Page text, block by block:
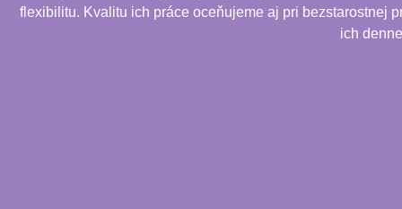
flexibilitu. Kvalitu ich práce oceňujeme aj pri bezstarostnej
ich